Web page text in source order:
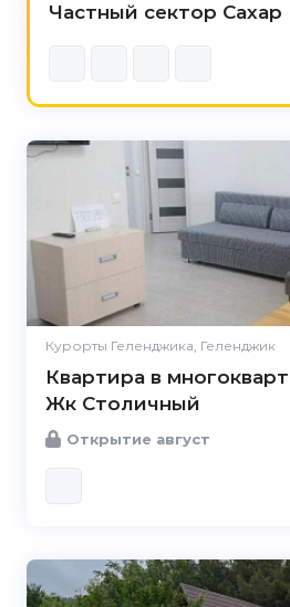
Частный сектор Сахар
Курорты Геленджика, Геленджик
Квартира в
Жк Столичный
Открытие август